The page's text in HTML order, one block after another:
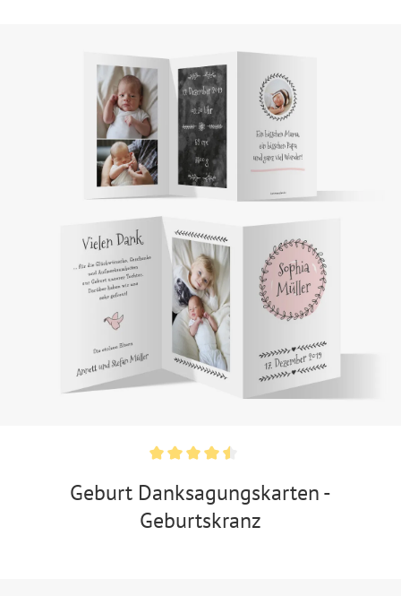
Geburt Danksagungskarten -
Geburtskranz